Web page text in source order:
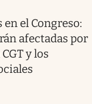
el Congreso:
afectadas por
y los